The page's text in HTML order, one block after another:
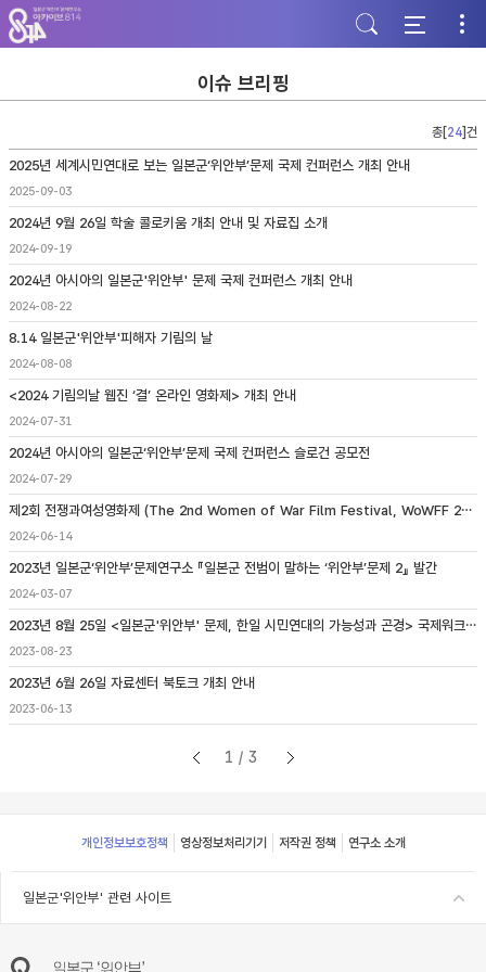
주
메
뉴
가
본
문
바
기
하
단
바
기
이슈 브리핑
총[24]건
2025년 세계시민연대로 보는 일본군‘위안부’문제 국제 컨퍼런스 개최 안내
2025-09-03
2024년 9월 26일 학술 콜로키움 개최 안내 및 자료집 소개
2024-09-19
2024년 아시아의 일본군'위안부' 문제 국제 컨퍼런스 개최 안내
2024-08-22
8.14 일본군'위안부'피해자 기림의 날
2024-08-08
<2024 기림의날 웹진 ‘결’ 온라인 영화제> 개최 안내
2024-07-31
2024년 아시아의 일본군‘위안부’문제 국제 컨퍼런스 슬로건 공모전
2024-07-29
제2회 전쟁과여성영화제 (The 2nd Women of War Film Festival, WoWFF 2024) 개최 안내
2024-06-14
2023년 일본군‘위안부’문제연구소 『일본군 전범이 말하는 ‘위안부’문제 2』 발간
2024-03-07
2023년 8월 25일 <일본군'위안부' 문제, 한일 시민연대의 가능성과 곤경> 국제워크숍 개최
2023-08-23
2023년 6월 26일 자료센터 북토크 개최 안내
2023-06-13
1/3
Footer
개인정보보호정책 영상정보처리기기 저작권 정책 연구소 소개
일본군'위안부' 관련 사이트